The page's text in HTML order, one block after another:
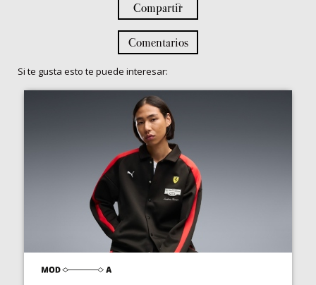
Compartir
Comentarios
Si te gusta esto te puede interesar: